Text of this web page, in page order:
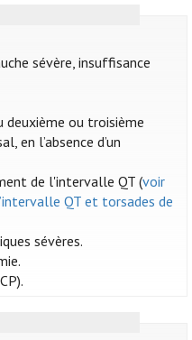
sévère, insuffisance
ou troisième
en l’absence d’un
de l'intervalle QT (voir
QT et torsades de
sévères.